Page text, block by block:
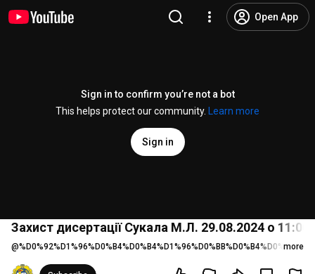
Open App
Sign in to confirm you’re not a bot
This helps protect our community.
Learn more
Sign in
Захист дисертації Сукала М.Л. 29.08.2024 о 11:00
@ more